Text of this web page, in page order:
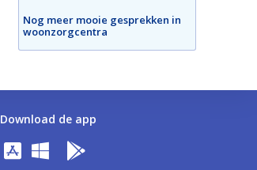
Nog meer mooie gesprekken in
woonzorgcentra
Download de app